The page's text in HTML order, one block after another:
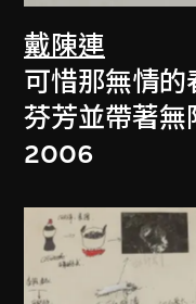
戴陳連
可惜那無情的
芬芳並帶著無
2006